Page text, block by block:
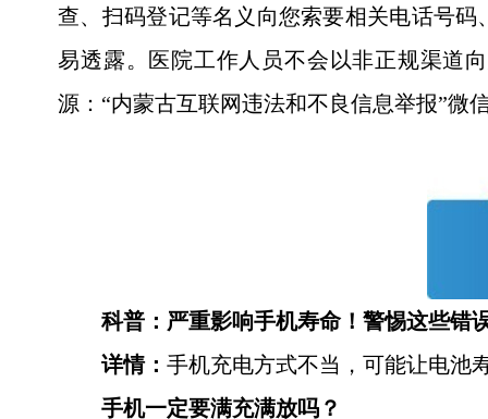
查、扫码登记等名义向您索要相关电话号
易透露。医院工作人员不会以非正规渠道
源：“内蒙古互联网违法和不良信息举报”微
科普：严重影响手机寿命！警惕这些错
详情：手机充电方式不当，可能让电池
手机一定要满充满放吗？